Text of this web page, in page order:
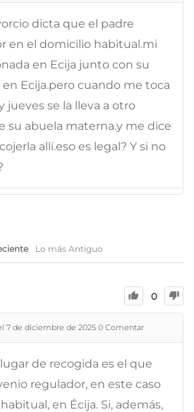
dicta que el padre
en el domicilio habitual.mi
en Ecija junto con su
en Ecija.pero cuando me toca
jueves se la lleva a otro
su abuela materna.y me dice
allí.eso es legal? Y si no
Lo más Antiguo
0
7 de diciembre de 2025 0 Comentar
de recogida es el que
regulador, en este caso
en Écija. Si, además,